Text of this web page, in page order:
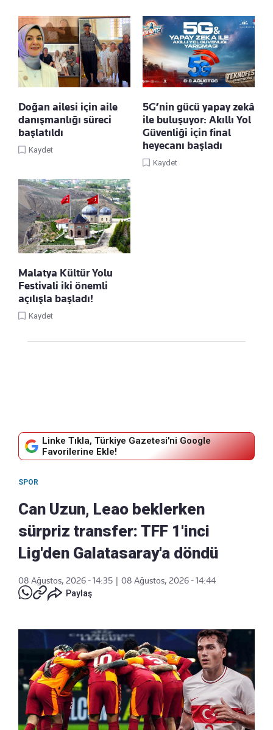
Doğan ailesi için aile
danışmanlığı süreci
başlatıldı
Kaydet
5G’nin gücü yapay zekâ
ile buluşuyor: Akıllı Yol
Güvenliği için final
heyecanı başladı
Kaydet
Malatya Kültür Yolu
Festivali iki önemli
açılışla başladı!
Kaydet
Linke Tıkla, Türkiye Gazetesi'ni Google
Favorilerine Ekle!
SPOR
Can Uzun, Leao beklerken
sürpriz transfer: TFF 1'inci
Lig'den Galatasaray'a döndü
08 Ağustos, 2026 - 14:35
08 Ağustos, 2026 - 14:44
Paylaş